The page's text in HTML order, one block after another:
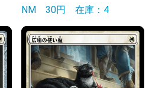
NM 30円 在庫：4